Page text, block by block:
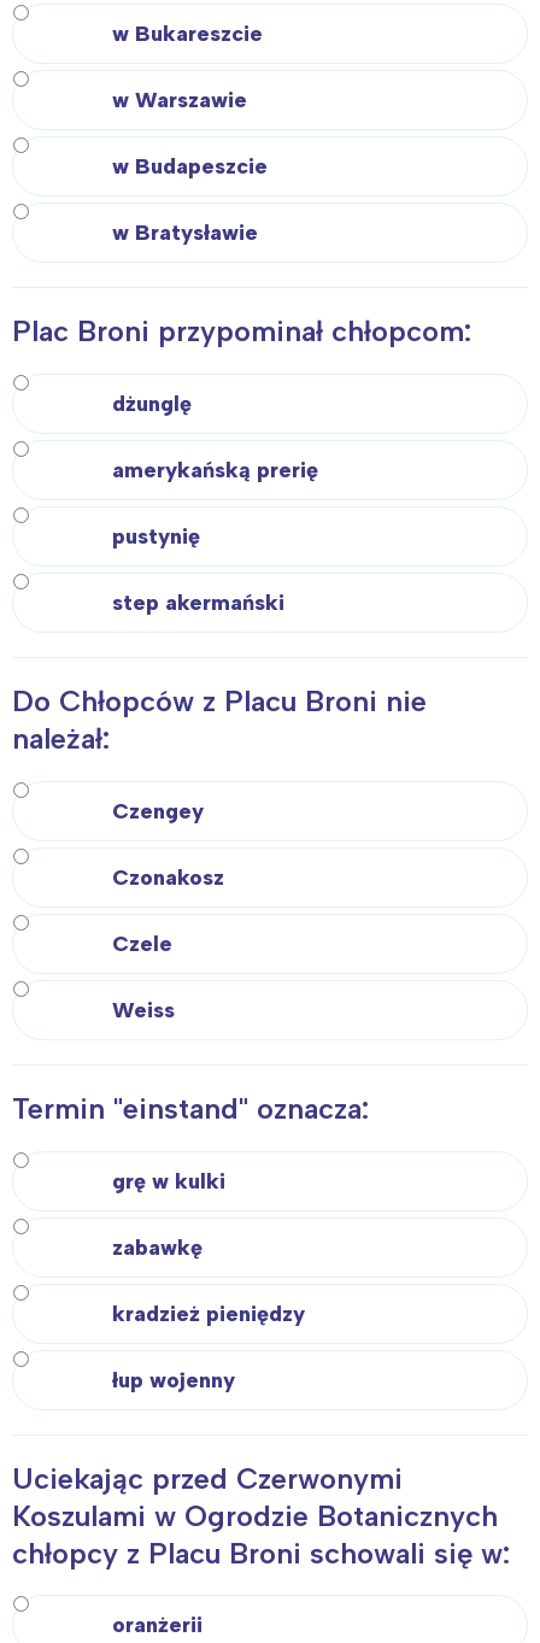
w Bukareszcie
w Warszawie
w Budapeszcie
w Bratysławie
Plac Broni przypominał chłopcom:
dżunglę
amerykańską prerię
pustynię
step akermański
Do Chłopców z Placu Broni nie
należał:
Czengey
Czonakosz
Czele
Weiss
Termin "einstand" oznacza:
grę w kulki
zabawkę
kradzież pieniędzy
łup wojenny
Uciekając przed Czerwonymi
Koszulami w Ogrodzie Botanicznych
chłopcy z Placu Broni schowali się w:
oranżerii